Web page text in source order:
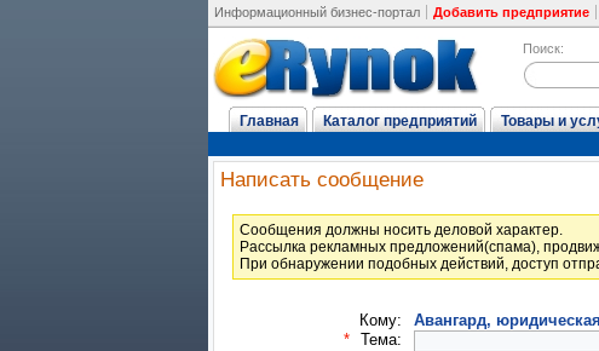
Информационный бизнес-портал Добавить предприятие
Поиск:
Главная Каталог предприятий Товары и
Написать сообщение
Cообщения должны носить деловой характер.
Рассылка рекламных предложений(спама),
При обнаружении подобных действий, доступ
Кому: Авангард,
* Тема: